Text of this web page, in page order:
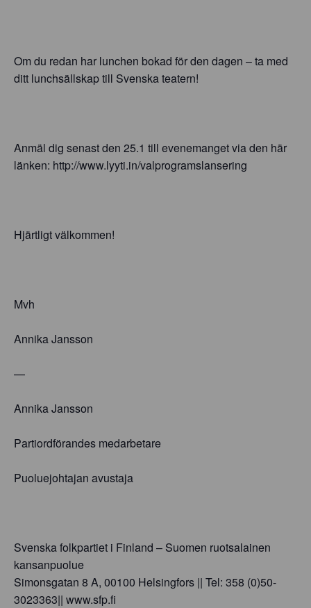
Om du redan har lunchen bokad för den dagen – ta med
ditt lunchsällskap till Svenska teatern!
Anmäl dig senast den 25.1 till evenemanget via den här
länken: http://www.lyyti.in/valprogramslansering
Hjärtligt välkommen!
Mvh
Annika Jansson
—
Annika Jansson
Partiordförandes medarbetare
Puoluejohtajan avustaja
Svenska folkpartiet i Finland – Suomen ruotsalainen
kansanpuolue
Simonsgatan 8 A, 00100 Helsingfors || Tel: 358 (0)50-
3023363|| www.sfp.fi